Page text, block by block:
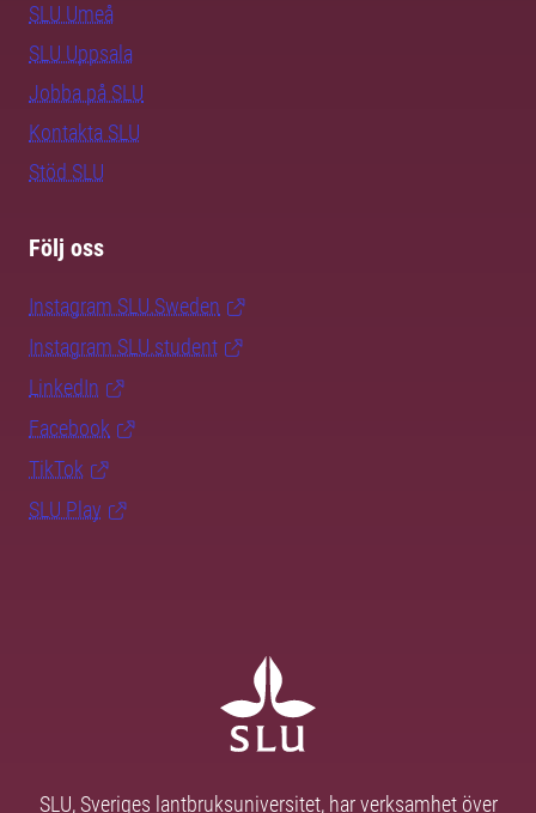
SLU Umeå
SLU Uppsala
Jobba på SLU
Kontakta SLU
Stöd SLU
Följ oss
Instagram SLU.Sweden
Instagram SLU.student
LinkedIn
Facebook
TikTok
SLU Play
SLU, Sveriges lantbruksuniversitet, har verksamhet över